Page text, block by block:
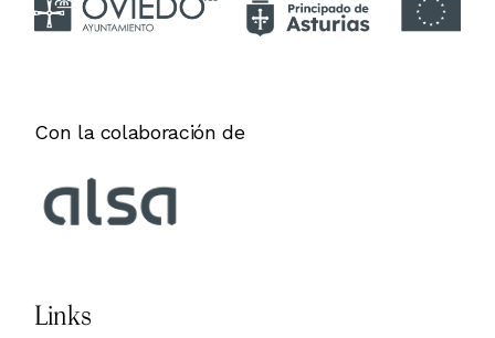
Con la colaboración de
Links